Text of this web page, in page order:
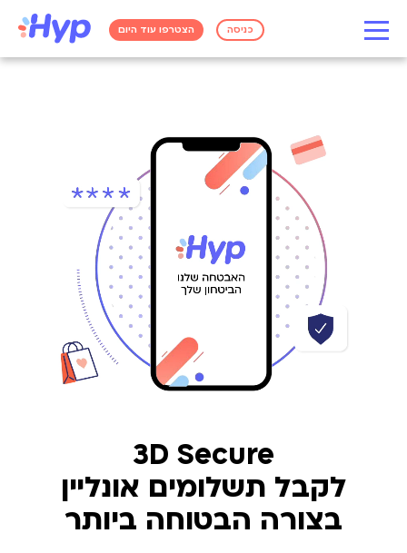
כניסה הצטרפו עוד היום
3D Secure
לקבל תשלומים אונליין
בצורה הבטוחה ביותר